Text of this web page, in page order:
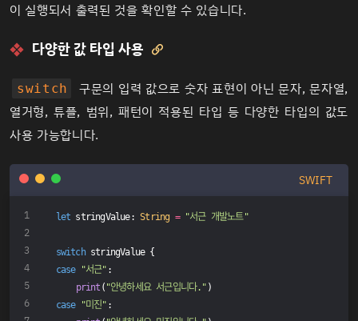
이 실행되서 출력된 것을 확인할 수 있습니다.
다양한 값 타입 사용 
switch
구문의 입력 값으로 숫자 표현이 아닌 문자, 문자열,
열거형, 튜플, 범위, 패턴이 적용된 타입 등 다양한 타입의 값도
사용 가능합니다.
SWIFT
let stringValue: String = "서근 개발노트"
switch stringValue {
case
"서근" :
print ( "안녕하세요 서근입니다." )
case
"미진" :